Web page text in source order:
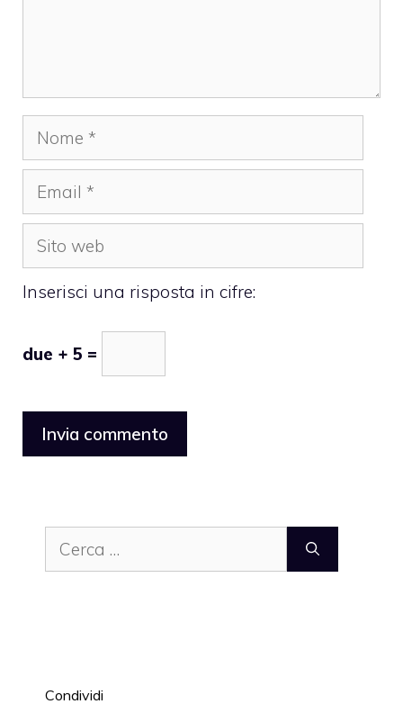
Nome
Email
Sito
web
Inserisci una risposta in cifre:
due + 5 =
Ricerca
per:
Condividi